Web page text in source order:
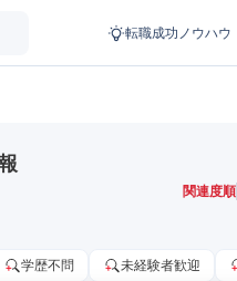
転職成功ノウハウ
関連度順
学歴不問 未経験者歓迎